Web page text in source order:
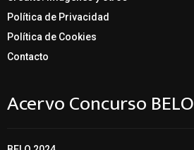
Política de Privacidad
Política de Cookies
Contacto
Acervo Concurso BELO